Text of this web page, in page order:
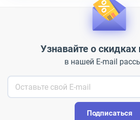
Узнавайте о скидках
в нашей E-mail
Подписаться